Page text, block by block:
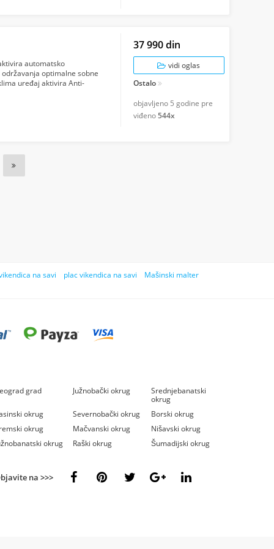
automatsko
optimalne sobne
uređaj aktivira Anti-
37 990 din
vidi oglas
Ostalo
objavljeno 5 godine pre
viđeno544x
na savi plac vikendica na savi Mašinski malter
grad Južnobački okrug
Srednjebanatski
okrug
okrug
Severnobački okrug
Borski okrug
okrug
Mačvanski okrug
Nišavski okrug
okrug
Raški okrug Šumadijski okrug
na >>>